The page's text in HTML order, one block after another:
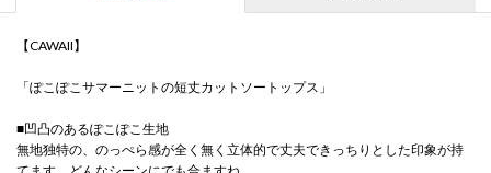
【CAWAII】
「ぽこぽこサマーニットの短丈カットソートップス」
■凹凸のあるぽこぽこ生地
無地独特の、のっぺら感が全く無く立体的で丈夫できっちりとした印象が持